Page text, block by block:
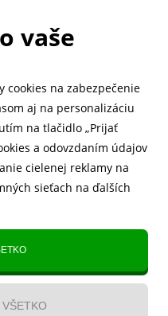
1-2 dní
recenzie
fanúšikov
fanúšikov
vaše
cookies na zabezpečenie
aj na personalizáciu
na tlačidlo „Prijať
a odovzdaním údajov
cielenej reklamy na
sieťach na ďalších